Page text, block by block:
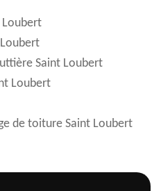
Saint Loubert
Loubert
de toiture Saint Loubert